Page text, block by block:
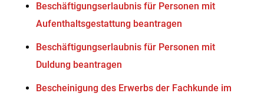
Beschäftigungserlaubnis für Personen mit
Aufenthaltsgestattung beantragen
Beschäftigungserlaubnis für Personen mit
Duldung beantragen
Bescheinigung des Erwerbs der Fachkunde im